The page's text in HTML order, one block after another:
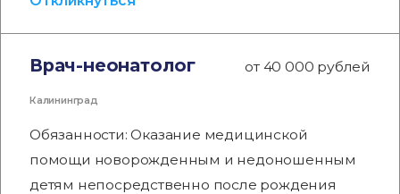
Врач-неонатолог от 40 000 рублей
Калининград
Обязанности: Оказание медицинской
помощи новорожденным и недоношенным
детям непосредственно после рождения